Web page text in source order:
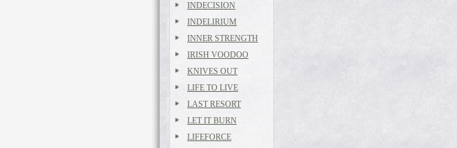
INDECISION
INDELIRIUM
INNER STRENGTH
IRISH VOODOO
KNIVES OUT
LIFE TO LIVE
LAST RESORT
LET IT BURN
LIFEFORCE